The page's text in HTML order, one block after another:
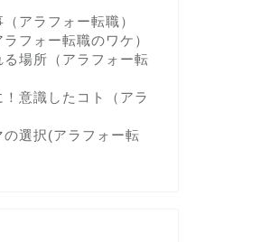
アラフォー転職）
フォー転職のワケ）
場所（アラフォー転
意識したコト（アラ
の選択(アラフォー転